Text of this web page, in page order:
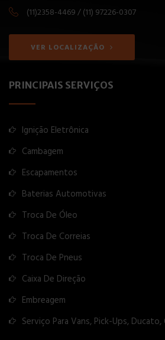
(11)2358-4469 / (11) 97226-0307
VER LOCALIZAÇÃO
PRINCIPAIS SERVIÇOS
Ignição Eletrônica
Cambagem
Escapamentos
Baterias Automotivas
Troca De Óleo
Troca De Correias
Troca De Pneus
Caixa De Direção
Embreagem
Serviço Para Vans, Pick-Ups,